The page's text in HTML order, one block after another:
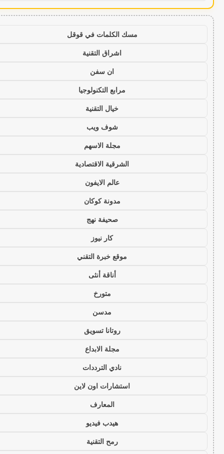
مسك الكلمات في قوقل
اشراق التقنية
ان سفن
مرابع التكنولوجيا
خيال التقنية
شوف ويب
مجلة الاسهم
الشرقية الاقتصادية
عالم الايفون
مدونة كوكان
صحيفة نهج
كار نيوز
موقع خبرة التقني
أناقة أنثى
متورخ
مدسن
روتانا تسويق
مجلة الابداع
نادي الترددات
استشارات اون لاين
المعارف
هيدب فيديو
رمح التقنية